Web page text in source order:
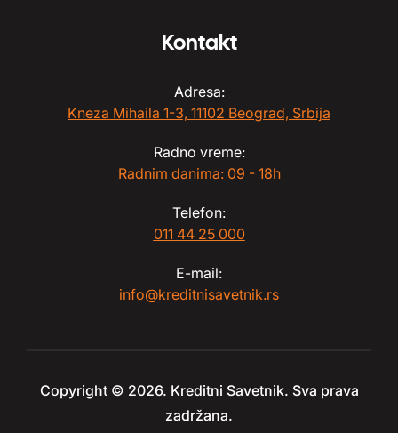
Kontakt
Adresa:
Kneza Mihaila 1-3, 11102 Beograd, Srbija
Radno vreme:
Radnim danima: 09 - 18h
Telefon:
011 44 25 000
E-mail:
info@kreditnisavetnik.rs
Copyright © 2026. Kreditni Savetnik. Sva prava
zadržana.